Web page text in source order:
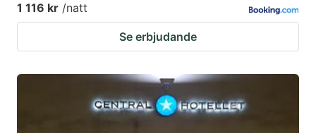
1 116 kr /natt
Se erbjudande